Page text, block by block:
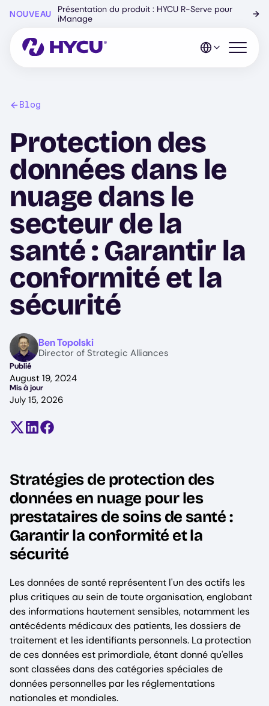
content
NOUVEAU
Présentation du produit : HYCU R-Serve pour
iManage
→
Open
Blog
Protection des
données dans le
nuage dans le
secteur de la
santé : Garantir la
conformité et la
sécurité
ImageBen Topolski
Director of Strategic Alliances
Publié
August 19, 2024
Mis à jour
July 15, 2026
Partager sur X (anciennement Twitter)
Partager sur LinkedIn
Partager sur Facebook
Stratégies de protection des
données en nuage pour les
prestataires de soins de santé :
Garantir la conformité et la
sécurité
Les données de santé représentent l'un des actifs les
plus critiques au sein de toute organisation, englobant
des informations hautement sensibles, notamment les
antécédents médicaux des patients, les dossiers de
traitement et les identifiants personnels. La protection
de ces données est primordiale, étant donné qu'elles
sont classées dans des catégories spéciales de
données personnelles par les réglementations
nationales et mondiales.